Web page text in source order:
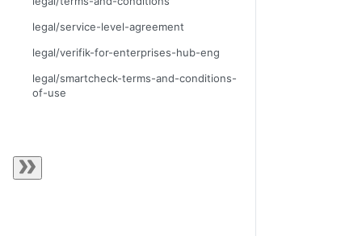
legal/service-level-agreement
legal/verifik-for-enterprises-hub-eng
legal/smartcheck-terms-and-conditions-
of-use